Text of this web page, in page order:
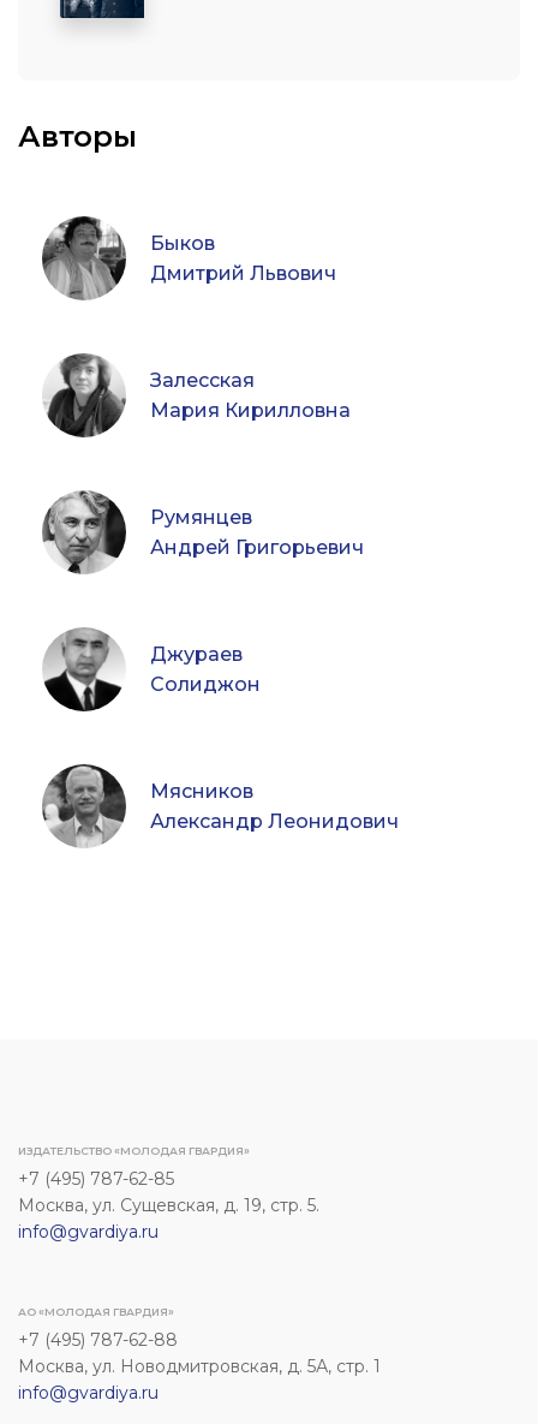
Авторы
Быков
Дмитрий Львович
Залесская
Мария Кирилловна
Румянцев
Андрей Григорьевич
Джураев
Солиджон
Мясников
Александр Леонидович
ИЗДАТЕЛЬСТВО «МОЛОДАЯ ГВАРДИЯ»
+7 (495) 787-62-85
Москва, ул. Сущевская, д. 19, стр. 5.
info@gvardiya.ru
АО «МОЛОДАЯ ГВАРДИЯ»
+7 (495) 787-62-88
Москва, ул. Новодмитровская, д. 5А, стр. 1
info@gvardiya.ru